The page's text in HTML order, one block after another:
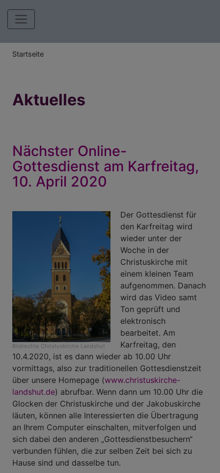
Hauptnavigation
Breadcrumb
Startseite
Aktuelles
Nächster Online-
Gottesdienst am Karfreitag,
10. April 2020
Bildrechte Christuskirche Landshut
Der Gottesdienst für
den Karfreitag wird
wieder unter der
Woche in der
Christuskirche mit
einem kleinen Team
aufgenommen. Danach
wird das Video samt
Ton geprüft und
elektronisch
bearbeitet. Am
Karfreitag, den
10.4.2020, ist es dann wieder ab 10.00 Uhr
vormittags, also zur traditionellen Gottesdienstzeit
über unsere Homepage (www.christuskirche-
landshut.de) abrufbar. Wenn dann um 10.00 Uhr die
Glocken der Christuskirche und der Jakobuskirche
läuten, können alle Interessierten die Übertragung
an Ihrem Computer einschalten, mitverfolgen und
sich dabei den anderen „Gottesdienstbesuchern“
verbunden fühlen, die zur selben Zeit bei sich zu
Hause sind und dasselbe tun.